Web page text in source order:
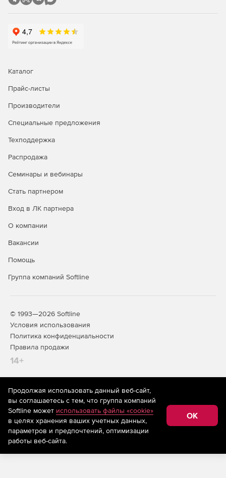
Каталог
Прайс-листы
Производители
Специальные предложения
Техподдержка
Распродажа
Семинары и вебинары
Стать партнером
Вход в ЛК партнера
О компании
Вакансии
Помощь
Группа компаний Softline
© 1993—2026 Softline
Условия использования
Политика конфиденциальности
Правила продажи
14+
На информационном ресурсе store.softline.ru применяются
рекомендательные технологии(информационные технологии
предоставления информации на основе сбора,
систематизации и анализа сведений, относящихся к
предпочтениям пользователей сети «Интернет»,
находящихся на территории Российской Федерации)
Продолжая использовать данный веб-сайт,
вы соглашаетесь с тем, что группа компаний
Softline может использовать файлы «cookie»
в целях хранения ваших учетных данных,
параметров и предпочтений, оптимизации
работы веб-сайта.
OK